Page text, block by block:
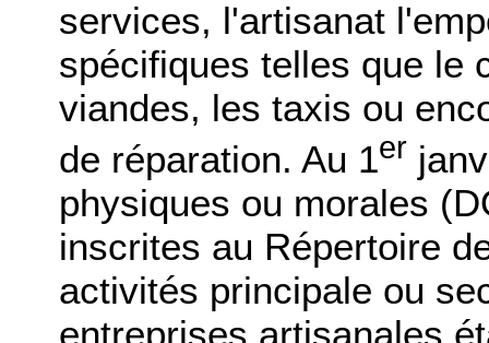
services, l'artisanat
spécifiques telles que le
viandes, les taxis ou
de réparation. Au 1er
physiques ou morales
inscrites au Répertoire
activités principale ou
entreprises artisanales